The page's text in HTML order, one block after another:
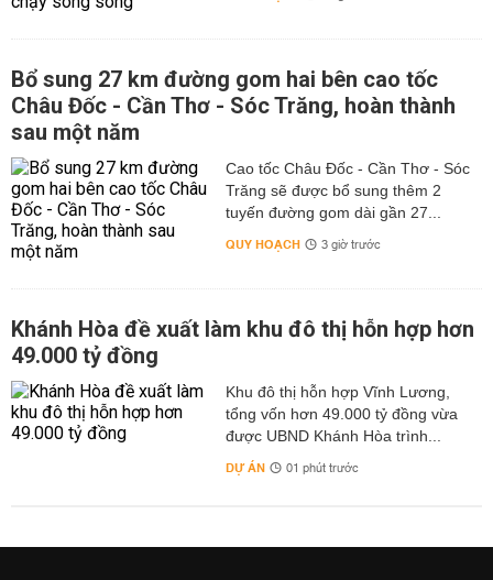
Bổ sung 27 km đường gom hai bên cao tốc
Châu Đốc - Cần Thơ - Sóc Trăng, hoàn thành
sau một năm
Cao tốc Châu Đốc - Cần Thơ - Sóc
Trăng sẽ được bổ sung thêm 2
tuyến đường gom dài gần 27...
QUY HOẠCH 3 giờ trước
Khánh Hòa đề xuất làm khu đô thị hỗn hợp hơn
49.000 tỷ đồng
Khu đô thị hỗn hợp Vĩnh Lương,
tổng vốn hơn 49.000 tỷ đồng vừa
được UBND Khánh Hòa trình...
DỰ ÁN 01 phút trước